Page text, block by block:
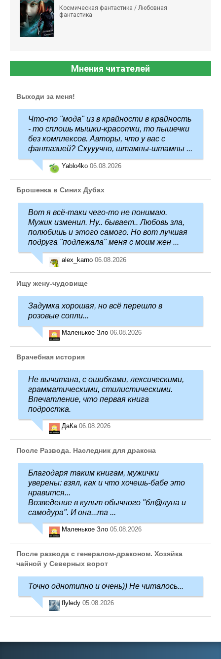
Космическая фантастика / Любовная
фантастика
Мнения читателей
Выходи за меня!
Что-то "мода" из в крайности в крайность
- то сплошь мышки-красотки, то пышечки
без комплексов. Авторы, что у вас с
фантазией? Скууучно, штампы-штампы ...
Yablo4ko 06.08.2026
Брошенка в Синих Дубах
Вот я всё-таки чего-то не понимаю.
Мужик изменил. Ну.. бывает.. Любовь зла,
полюбишь и этого самого. Но вот лучшая
подруга "подлежала" меня с моим жен ...
alex_karno 06.08.2026
Ищу жену-чудовище
Задумка хорошая, но всё перешло в
розовые сопли...
Маленькое Зло 06.08.2026
Врачебная история
Не вычитана, с ошибками, лексическими,
грамматическими, стилистическими.
Впечатление, что первая книга
подростка.
ДаКа 06.08.2026
После Развода. Наследник для дракона
Благодаря таким книгам, мужички
уверены: взял, как и что хочешь-бабе это
нравится...
Возведение в культ обычного "бл@луна и
самодура". И она...та ...
Маленькое Зло 05.08.2026
После развода с генералом-драконом. Хозяйка
чайной у Северных ворот
Точно однотипно и очень)) Не читалось...
flyledy 05.08.2026